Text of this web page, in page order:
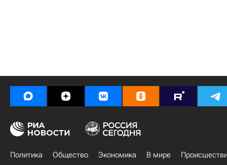
Политика Общество Экономика В мире